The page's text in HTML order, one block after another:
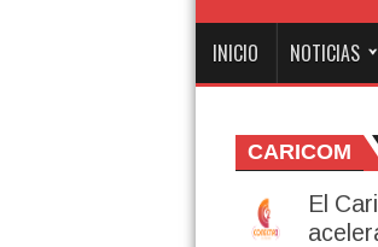
INICIO NOTICIAS
CARICOM
El